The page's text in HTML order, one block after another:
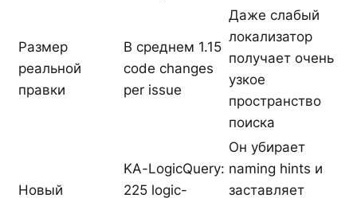
Размер
реальной
правки
В среднем 1.15
code changes
per issue
Даже слабый
локализатор
получает очень
узкое
пространство
поиска
Новый
KA-LogicQuery:
225 logic-
Он убирает
naming hints и
заставляет